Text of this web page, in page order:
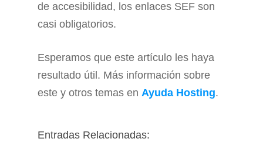
de accesibilidad, los enlaces SEF son
casi obligatorios.
Esperamos que este artículo les haya
resultado útil. Más información sobre
este y otros temas en Ayuda Hosting.
Entradas Relacionadas: